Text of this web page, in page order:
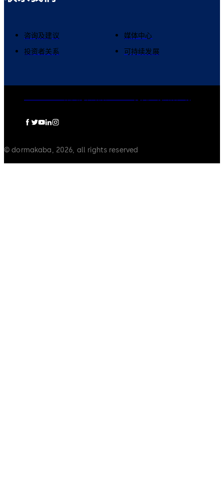
咨询及建议
媒体中心
投资者关系
可持续发展
© dormakaba, 2026, all rights reserved